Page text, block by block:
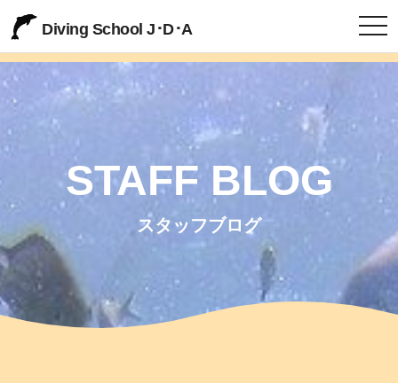
Diving School J･D･A
STAFF BLOG
スタッフブログ